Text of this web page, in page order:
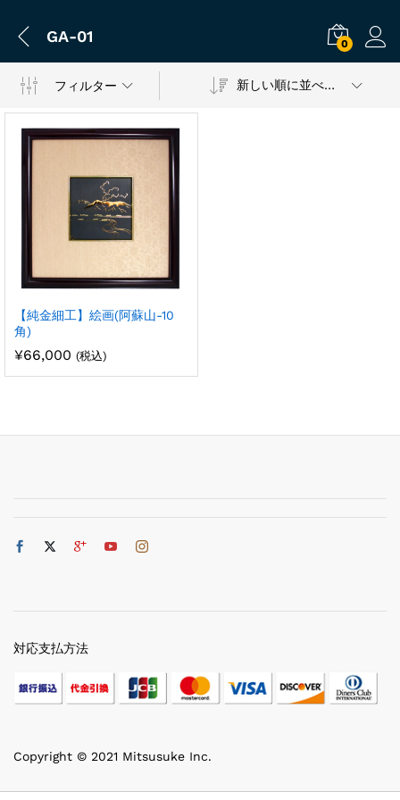
GA-01 0
フィルター 新しい順に並べ替え
【純金細工】絵画(阿蘇山-10
角)
¥66,000 (税込)
Copyright © 2021 Mitsusuke Inc.
対応支払方法